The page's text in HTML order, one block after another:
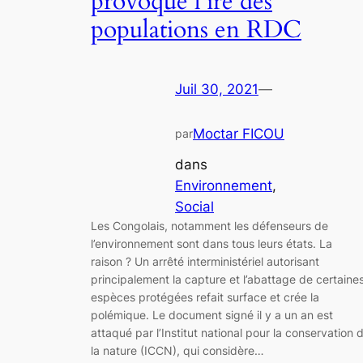
populations en RDC
Juil 30, 2021—
parMoctar FICOU
dans
Environnement
Social
Les Congolais, notamment les défenseurs de
l’environnement sont dans tous leurs états. La
raison ? Un arrêté interministériel autorisant
principalement la capture et l’abattage de
espèces protégées refait surface et crée la
polémique. Le document signé il y a un an est
attaqué par l’Institut national pour la conservation
la nature (ICCN), qui considère…